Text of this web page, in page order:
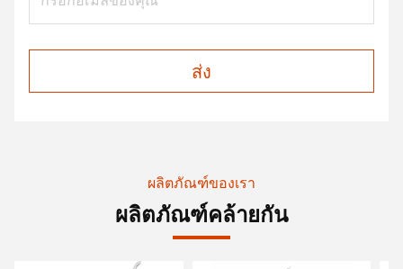
ส่ง
ผลิตภัณฑ์ของเรา
ผลิตภัณฑ์คล้ายกัน